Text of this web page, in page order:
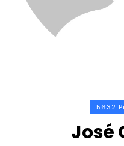
5632
José